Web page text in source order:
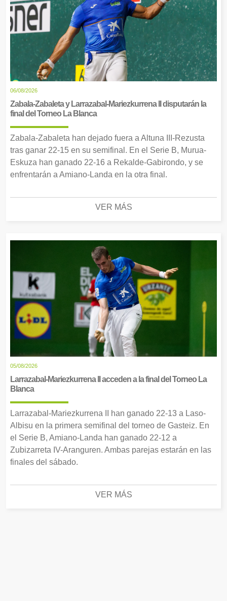
06/08/2026
Zabala-Zabaleta y Larrazabal-Mariezkurrena II disputarán la
final del Torneo La Blanca
Zabala-Zabaleta han dejado fuera a Altuna III-Rezusta
tras ganar 22-15 en su semifinal. En el Serie B, Murua-
Eskuza han ganado 22-16 a Rekalde-Gabirondo, y se
enfrentarán a Amiano-Landa en la otra final.
VER MÁS
05/08/2026
Larrazabal-Mariezkurrena II acceden a la final del Torneo La
Blanca
Larrazabal-Mariezkurrena II han ganado 22-13 a Laso-
Albisu en la primera semifinal del torneo de Gasteiz. En
el Serie B, Amiano-Landa han ganado 22-12 a
Zubizarreta IV-Aranguren. Ambas parejas estarán en las
finales del sábado.
VER MÁS